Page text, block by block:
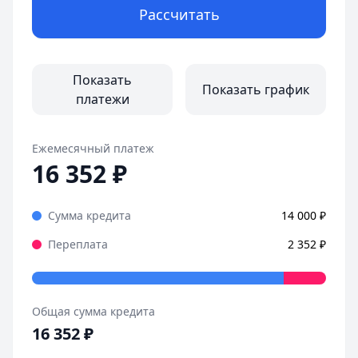
Оформила займ в MoneyMan за пару минут, все
Страницы отзывов:
Рассчитать
Показать
платежи
Показать график
Ежемесячный платеж
16 352₽
Сумма кредита 14 000 ₽
Переплата
2 352 ₽
Общая сумма кредита
16 352₽